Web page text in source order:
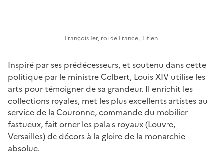
François Ier, roi de France, Titien
Inspiré par ses prédécesseurs, et soutenu dans cette
politique par le ministre Colbert, Louis XIV utilise les
arts pour témoigner de sa grandeur. Il enrichit les
collections royales, met les plus excellents artistes au
service de la Couronne, commande du mobilier
fastueux, fait orner les palais royaux (Louvre,
Versailles) de décors à la gloire de la monarchie
absolue.